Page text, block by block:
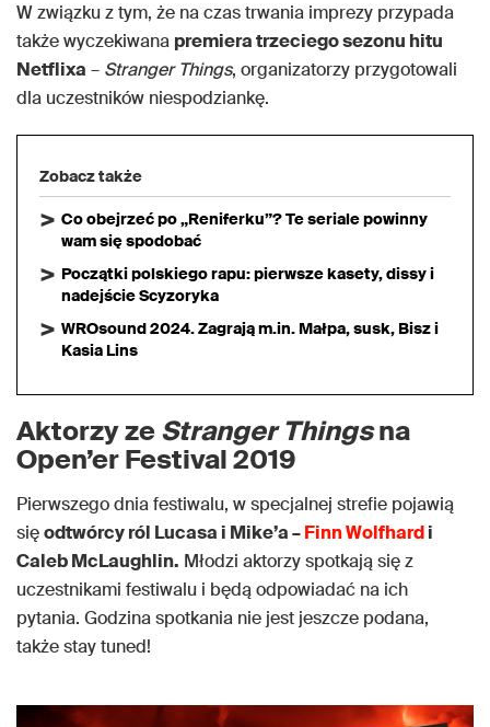
W związku z tym, że na czas trwania imprezy przypada
także wyczekiwana premiera trzeciego sezonu hitu
Netflixa – Stranger Things, organizatorzy przygotowali
dla uczestników niespodziankę.
Zobacz także
Co obejrzeć po „Reniferku”? Te seriale powinny
wam się spodobać
Początki polskiego rapu: pierwsze kasety, dissy i
nadejście Scyzoryka
WROsound 2024. Zagrają m.in. Małpa, susk, Bisz i
Kasia Lins
Aktorzy zeStranger Thingsna
Open’er Festival 2019
Pierwszego dnia festiwalu, w specjalnej strefie pojawią
sięodtwórcy ról Lucasa i Mike’a –Finn Wolfhardi
Caleb McLaughlin. Młodzi aktorzy spotkają się z
uczestnikami festiwalu i będą odpowiadać na ich
pytania. Godzina spotkania nie jest jeszcze podana,
także stay tuned!